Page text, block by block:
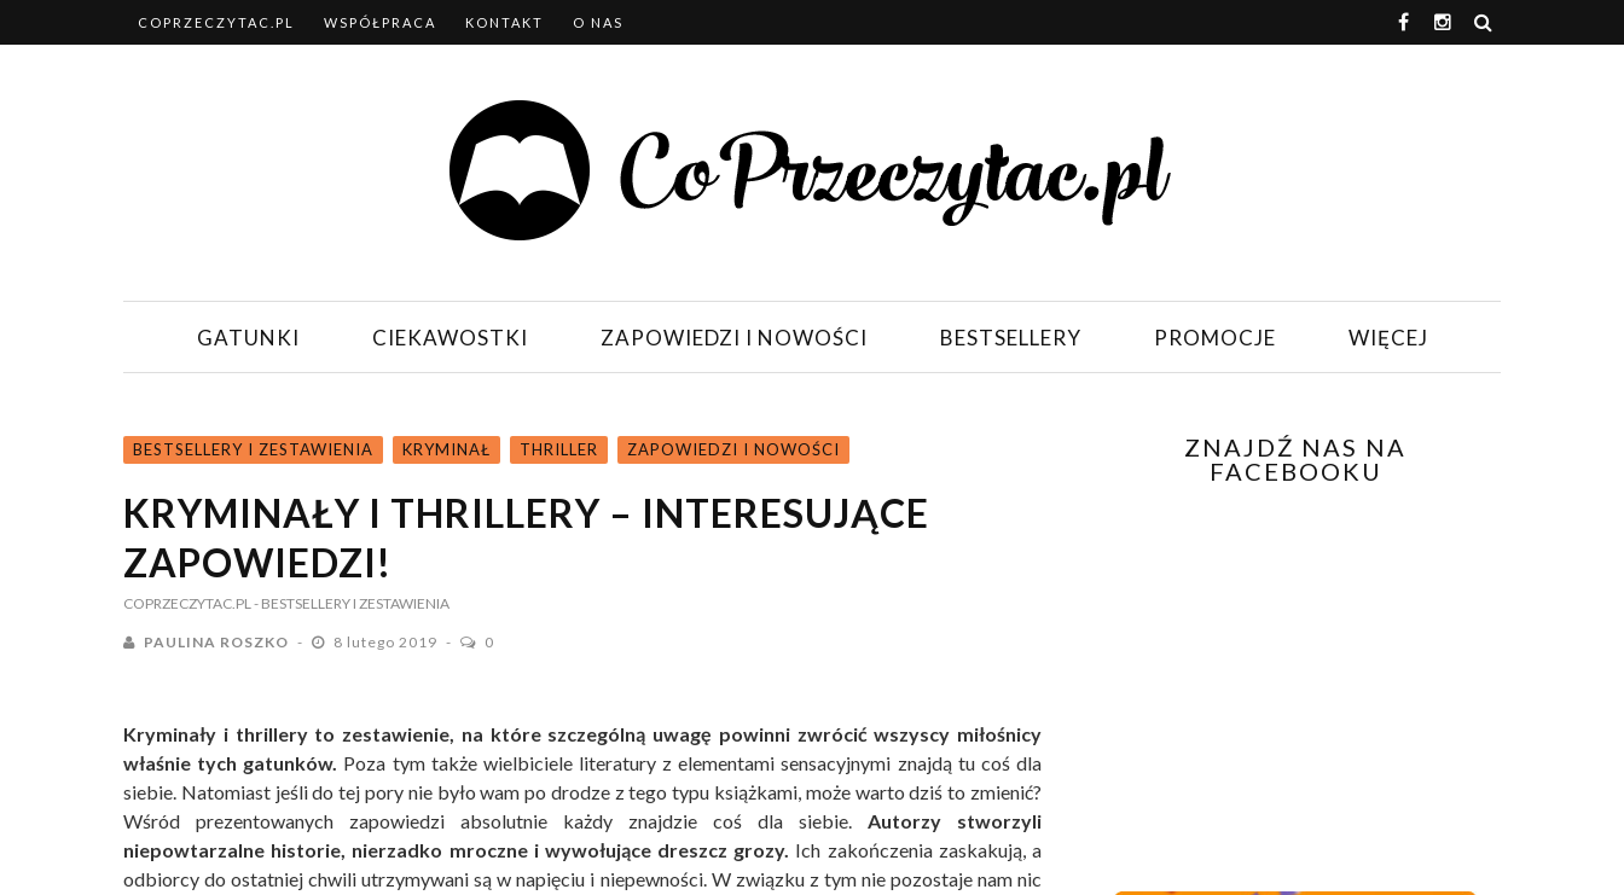
COPRZECZYTAC.PL WSPÓŁPRACA KONTAKT O NAS
GATUNKI CIEKAWOSTKI ZAPOWIEDZI I NOWOŚCI BESTSELLERY PROMOCJE WIĘCEJ
BESTSELLERY I ZESTAWIENIA KRYMINAŁ THRILLER ZAPOWIEDZI I NOWOŚCI
KRYMINAŁY I THRILLERY – INTERESUJĄCE
ZAPOWIEDZI!
COPRZECZYTAC.PL- BESTSELLERY I ZESTAWIENIA
PAULINA ROSZKO 8 lutego 2019 0
Kryminały i thrillery to zestawienie, na które szczególną uwagę powinni zwrócić wszyscy miłośnicy
właśnie tych gatunków. Poza tym także wielbiciele literatury z elementami sensacyjnymi znajdą tu coś dla
siebie. Natomiast jeśli do tej pory nie było wam po drodze z tego typu książkami, może warto dziś to zmienić?
Wśród prezentowanych zapowiedzi absolutnie każdy znajdzie coś dla siebie. Autorzy stworzyli
niepowtarzalne historie, nierzadko mroczne i wywołujące dreszcz grozy. Ich zakończenia zaskakują, a
odbiorcy do ostatniej chwili utrzymywani są w napięciu i niepewności. W związku z tym nie pozostaje nam nic
ZNAJDŹ NAS NA
FACEBOOKU